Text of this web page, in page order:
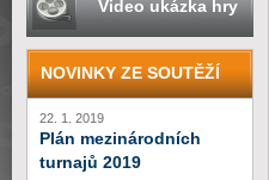
Video ukázka hry
NOVINKY ZE SOUTĚŽÍ
22. 1. 2019
Plán mezinárodních
turnajů 2019